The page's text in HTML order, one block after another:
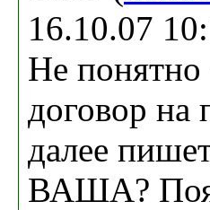
16.10.07
Не
договор на
далее
ВАША?